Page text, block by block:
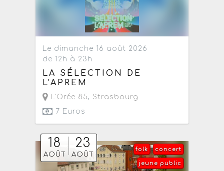
Le dimanche 16 août 2026
de 12h à 23h
LA SÉLECTION DE
L'APREM
L'Orée 85, Strasbourg
7 Euros
18
AOÛT
23
AOÛT
concert
folk
jeune public